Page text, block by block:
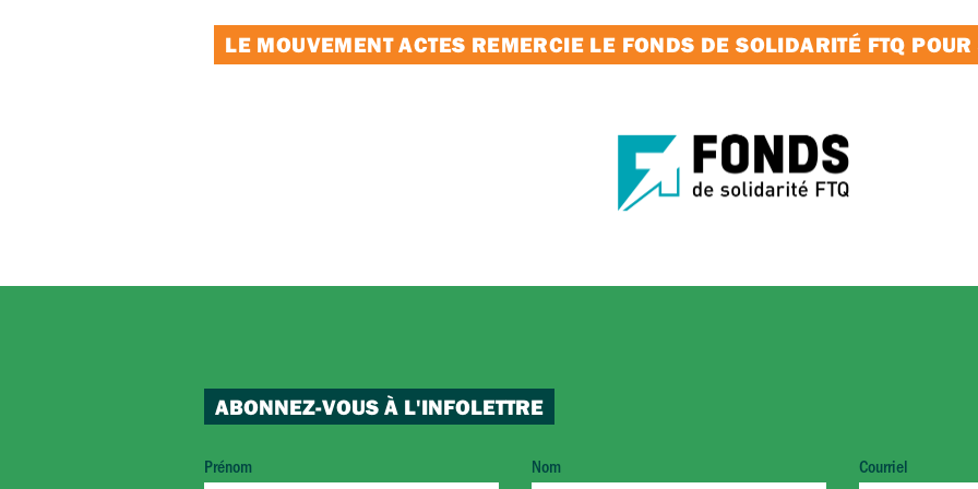
LE MOUVEMENT ACTES REMERCIE LE FONDS DE SOLIDARITÉ FTQ
ABONNEZ-VOUS À L'INFOLETTRE
Prénom Nom Courriel